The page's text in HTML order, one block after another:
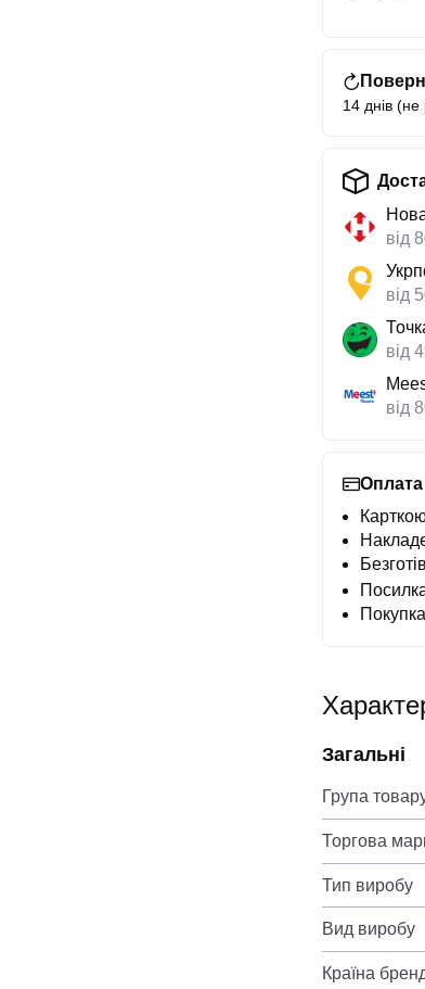
14 днів
від
від
від
від
Оплата
Загальні
Група
Торгова
Тип виробу
Вид виробу
Країна